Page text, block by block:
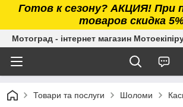
Готов к сезону? АКЦИЯ! При
товаров скидка
Мотоград - інтернет магазин
Товари та послуги Шоломи